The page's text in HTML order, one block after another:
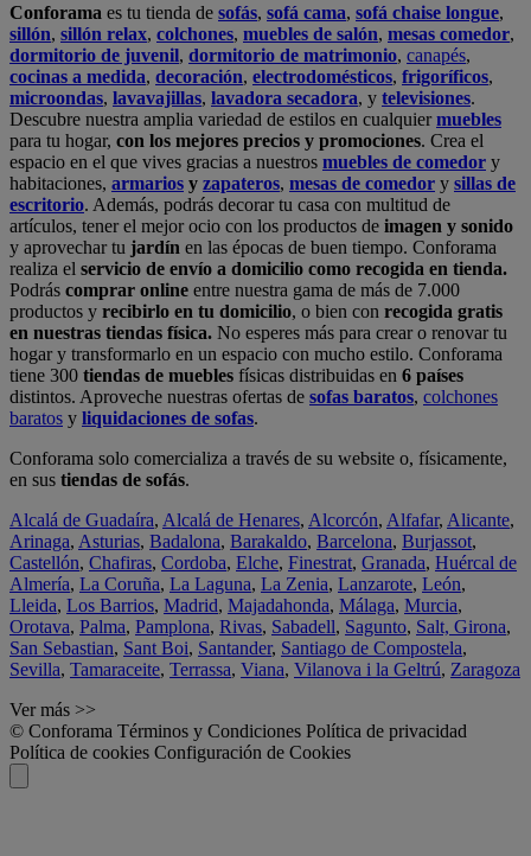
Conforama es tu tienda de sofás, sofá cama, sofá chaise longue,
sillón, sillón relax, colchones, muebles de salón, mesas comedor,
dormitorio de juvenil, dormitorio de matrimonio, canapés,
cocinas a medida, decoración, electrodomésticos, frigoríficos,
microondas, lavavajillas, lavadora secadora, y televisiones.
Descubre nuestra amplia variedad de estilos en cualquiermuebles
para tu hogar, con los mejores precios y promociones. Crea el
espacio en el que vives gracias a nuestros muebles de comedor y
habitaciones, armarios y zapateros, mesas de comedor y sillas de
escritorio. Además, podrás decorar tu casa con multitud de
artículos, tener el mejor ocio con los productos de imagen y sonido
y aprovechar tu jardín en las épocas de buen tiempo. Conforama
realiza el servicio de envío a domicilio como recogida en tienda.
Podrás comprar online entre nuestra gama de más de 7.000
productos y recibirlo en tu domicilio, o bien con recogida gratis
en nuestras tiendas física. No esperes más para crear o renovar tu
hogar y transformarlo en un espacio con mucho estilo. Conforama
tiene 300 tiendas de muebles físicas distribuidas en 6 países
distintos. Aproveche nuestras ofertas de sofas baratos, colchones
baratos y liquidaciones de sofas.
Conforama solo comercializa a través de su website o, físicamente,
en sus tiendas de sofás.
Alcalá de Guadaíra, Alcalá de Henares, Alcorcón, Alfafar, Alicante,
Arinaga, Asturias, Badalona, Barakaldo, Barcelona, Burjassot,
Castellón, Chafiras, Cordoba, Elche, Finestrat, Granada, Huércal de
Almería, La Coruña, La Laguna, La Zenia, Lanzarote, León,
Lleida, Los Barrios, Madrid, Majadahonda, Málaga, Murcia,
Orotava, Palma, Pamplona, Rivas, Sabadell, Sagunto, Salt, Girona,
San Sebastian, Sant Boi, Santander, Santiago de Compostela,
Sevilla, Tamaraceite, Terrassa, Viana, Vilanova i la Geltrú, Zaragoza
Ver más >>
© Conforama Términos y Condiciones Política de privacidad
Política de cookies Configuración de Cookies